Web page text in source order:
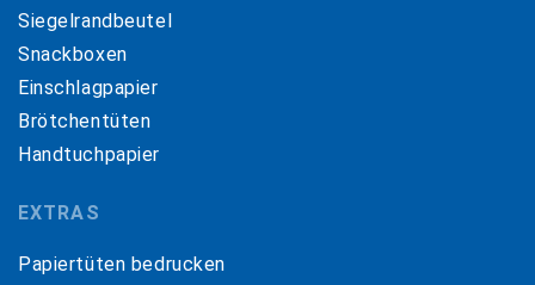
Siegelrandbeutel
Snackboxen
Einschlagpapier
Brötchentüten
Handtuchpapier
EXTRAS
Papiertüten bedrucken